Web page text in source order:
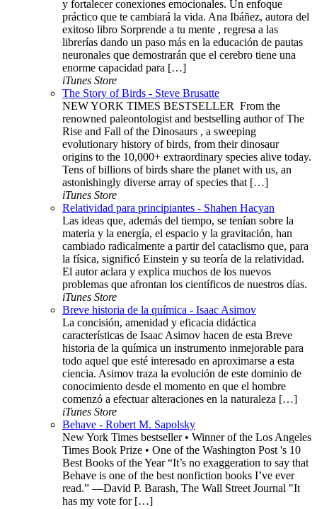
y fortalecer conexiones emocionales. Un enfoque
práctico que te cambiará la vida. Ana Ibáñez, autora del
exitoso libro Sorprende a tu mente , regresa a las
librerías dando un paso más en la educación de pautas
neuronales que demostrarán que el cerebro tiene una
enorme capacidad para […]
iTunes Store
The Story of Birds - Steve Brusatte
NEW YORK TIMES BESTSELLER ​​​ From the
renowned paleontologist and bestselling author of The
Rise and Fall of the Dinosaurs , a sweeping
evolutionary history of birds, from their dinosaur
origins to the 10,000+ extraordinary species alive today.
Tens of billions of birds share the planet with us, an
astonishingly diverse array of species that […]
iTunes Store
Relatividad para principiantes - Shahen Hacyan
Las ideas que, además del tiempo, se tenían sobre la
materia y la energía, el espacio y la gravitación, han
cambiado radicalmente a partir del cataclismo que, para
la física, significó Einstein y su teoría de la relatividad.
El autor aclara y explica muchos de los nuevos
problemas que afrontan los científicos de nuestros días.
iTunes Store
Breve historia de la química - Isaac Asimov
La concisión, amenidad y eficacia didáctica
características de Isaac Asimov hacen de esta Breve
historia de la química un instrumento inmejorable para
todo aquel que esté interesado en aproximarse a esta
ciencia. Asimov traza la evolución de este dominio de
conocimiento desde el momento en que el hombre
comenzó a efectuar alteraciones en la naturaleza […]
iTunes Store
Behave - Robert M. Sapolsky
New York Times bestseller • Winner of the Los Angeles
Times Book Prize • One of the Washington Post 's 10
Best Books of the Year “It’s no exaggeration to say that
Behave is one of the best nonfiction books I’ve ever
read.” —David P. Barash, The Wall Street Journal "It
has my vote for […]